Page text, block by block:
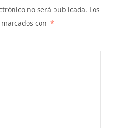
no será publicada. Los
con *